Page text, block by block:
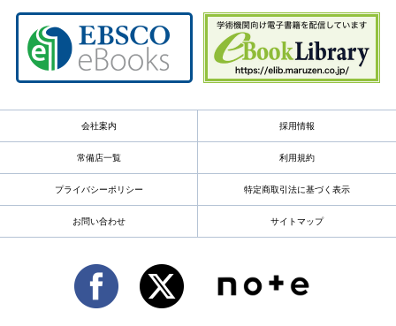
会社案内 採用情報
常備店一覧 利用規約
プライバシーポリシー 特定商取引法に基づく表示
お問い合わせ サイトマップ